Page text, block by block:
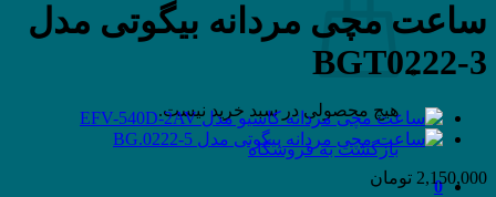
هیچ محصولی در سبد خرید نیست.
بازگشت به فروشگاه
0
ساعت مچی مردانه بیگوتی مدل
BGT0222-3
2,150,000 تومان